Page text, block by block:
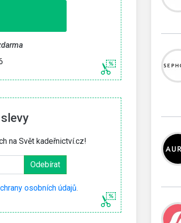
na Svět kadeřnictví.cz!
osobních údajů.